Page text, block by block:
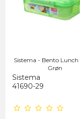
Sistema - Bento Lunch
Grøn
Sistema
41690-29